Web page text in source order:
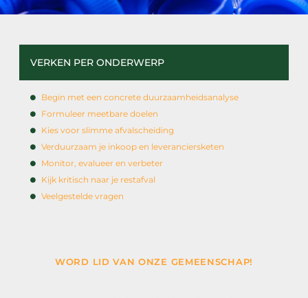
VERKEN PER ONDERWERP
Begin met een concrete duurzaamheidsanalyse
Formuleer meetbare doelen
Kies voor slimme afvalscheiding
Verduurzaam je inkoop en leveranciersketen
Monitor, evalueer en verbeter
Kijk kritisch naar je restafval
Veelgestelde vragen
WORD LID VAN ONZE GEMEENSCHAP!